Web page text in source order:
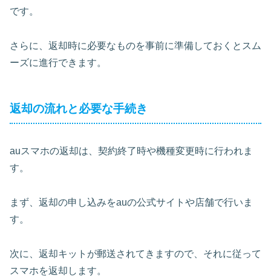
です。
さらに、返却時に必要なものを事前に準備しておくとスム
ーズに進行できます。
返却の流れと必要な手続き
auスマホの返却は、契約終了時や機種変更時に行われま
す。
まず、 返却の申し込みをauの公式サイトや店舗で行いま
す。
次に、返却キットが郵送されてきますので、それに従って
スマホを返却します。